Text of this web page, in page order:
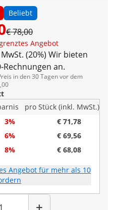
Beliebt
€ 78,00
Angebot
(20%) Wir bieten
Rechnungen an.
in den 30 Tagen vor dem
pro Stück (inkl. MwSt.)
3%
€ 71,78
6%
€ 69,56
8% € 68,08
Angebot für mehr als 10
Menge